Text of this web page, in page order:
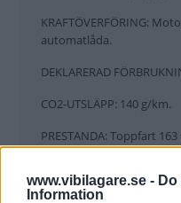
www.vibilagare.se -
Information
KRAFTÖVERFÖRING:
automatlåda.
DEKLARERAD
CO2-UTSLÄPP: 140 g/km.
PRESTANDA: Toppfart
EURO NCAP/VIB:S